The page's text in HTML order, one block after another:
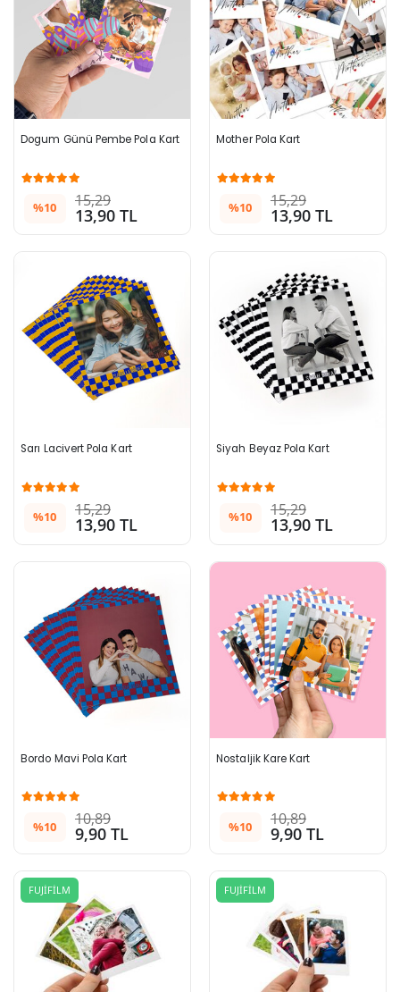
Dogum Günü Pembe Pola Kart
%10 15,29
13,90 TL
Mother Pola Kart
%10 15,29
13,90 TL
Sarı Lacivert Pola Kart
%10 15,29
13,90 TL
Siyah Beyaz Pola Kart
%10 15,29
13,90 TL
Bordo Mavi Pola Kart
%10 10,89
9,90 TL
Nostaljik Kare Kart
%10 10,89
9,90 TL
FUJİFİLM FUJİFİLM